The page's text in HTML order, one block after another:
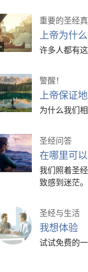
重要的圣经
上帝为什
许多人都有
警醒！
上帝保证
为什么我们
圣经问答
在哪里可
我们照着圣
致感到迷茫。
圣经与生活
我想体验
试试免费的